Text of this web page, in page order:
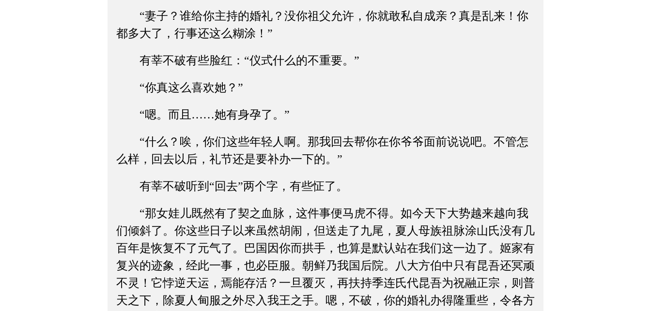
“妻子？谁给你主持的婚礼？没你祖父允许，你就敢私自成亲？真是乱来！你
都多大了，行事还这么糊涂！”
有莘不破有些脸红：“仪式什么的不重要。”
“你真这么喜欢她？”
“嗯。而且……她有身孕了。”
“什么？唉，你们这些年轻人啊。那我回去帮你在你爷爷面前说说吧。不管怎
么样，回去以后，礼节还是要补办一下的。”
有莘不破听到“回去”两个字，有些怔了。
“那女娃儿既然有了契之血脉，这件事便马虎不得。如今天下大势越来越向我
们倾斜了。你这些日子以来虽然胡闹，但送走了九尾，夏人母族祖脉涂山氏没有几
百年是恢复不了元气了。巴国因你而拱手，也算是默认站在我们这一边了。姬家有
复兴的迹象，经此一事，也必臣服。朝鲜乃我国后院。八大方伯中只有昆吾还冥顽
不灵！它悖逆天运，焉能存活？一旦覆灭，再扶持季连氏代昆吾为祝融正宗，则普
天之下，除夏人甸服之外尽入我王之手。嗯，不破，你的婚礼办得隆重些，令各方